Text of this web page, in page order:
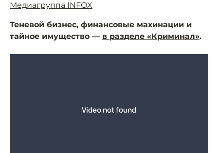
Медиагруппа INFOX
Теневой бизнес, финансовые махинации и
тайное имущество — в разделе «Криминал».